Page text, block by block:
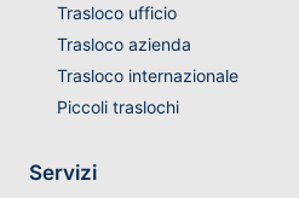
Trasloco ufficio
Trasloco azienda
Trasloco internazionale
Piccoli traslochi
Servizi